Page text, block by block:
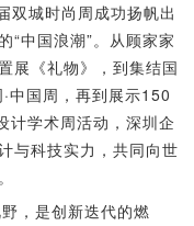
双城时尚周成功扬帆出
“中国浪潮”。从顾家家
展《礼物》，到集结国
中国周，再到展示150
计学术周活动，深圳企
与科技实力，共同向世
，是创新迭代的燃